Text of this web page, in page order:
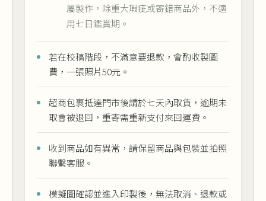
屬製作，除重大瑕疵或寄錯商品外，不適
用七日鑑賞期。
若在校稿階段，不滿意要退款，會酌收製圖
費，一張照片50元。
超商包裹抵達門市後請於七天內取貨，逾期未
取會被退回，重寄需重新支付來回運費。
收到商品如有異常，請保留商品與包裝並拍照
聯繫客服。
模擬圖確認並進入印製後，無法取消、退款或